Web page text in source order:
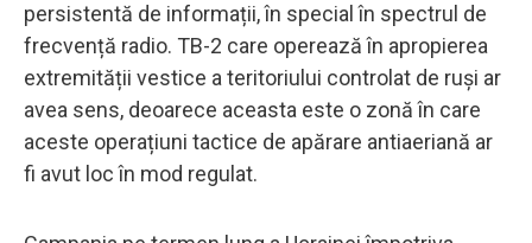
persistentă de informații, în special în spectrul de
frecvență radio. TB-2 care operează în apropierea
extremității vestice a teritoriului controlat de ruși ar
avea sens, deoarece aceasta este o zonă în care
aceste operațiuni tactice de apărare antiaeriană ar
fi avut loc în mod regulat.